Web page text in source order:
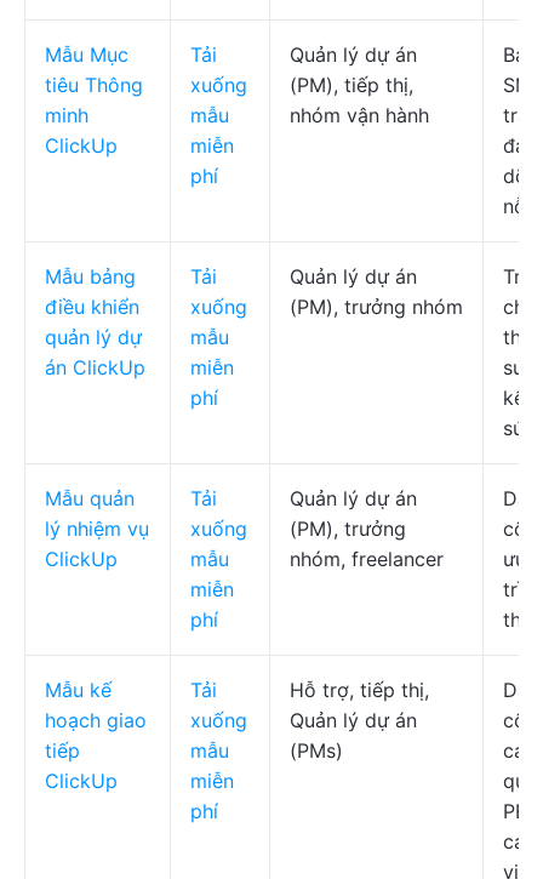
Mẫu Mục
tiêu Thông
minh
ClickUp
Tải
xuống
mẫu
miễn
phí
Quản lý dự án
(PM), tiếp thị,
nhóm vận hành
dõi,
nỗ
Mẫu bảng
điều khiển
quản lý dự
án ClickUp
Tải
xuống
mẫu
miễn
phí
Quản lý dự án
(PM), trưởng nhóm
kế
sức
Mẫu quản
lý nhiệm vụ
ClickUp
Tải
xuống
mẫu
miễn
phí
Quản lý dự án
(PM), trưởng
nhóm, freelancer
ưu
thả
Mẫu kế
hoạch giao
tiếp
ClickUp
Tải
xuống
mẫu
miễn
phí
Hỗ trợ, tiếp thị,
Quản lý dự án
(PMs)
các
các